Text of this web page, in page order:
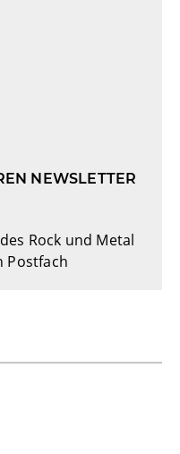
NEWSLETTER
Rock und Metal
Postfach